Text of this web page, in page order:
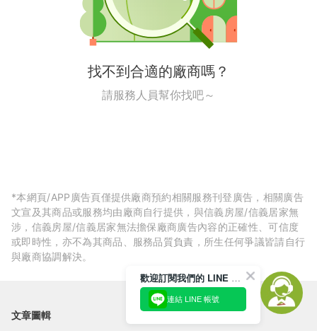
找不到合適的廠商嗎？
請服務人員幫你找吧～
*本網頁/APP廣告頁僅提供廠商預約相關服務刊登廣告，相關廣告
文宣及其商品或服務均由廠商自行提供，與信義房屋/信義居家無
涉，信義房屋/信義居家無法擔保廠商廣告內容的正確性、可信度
或即時性，亦不為其商品、服務品質負責，所生任何爭議皆請自行
與廠商協調解決。
文章圖輯
歡迎訂閱我們的 LINE 官方帳號
連結 LINE 帳號